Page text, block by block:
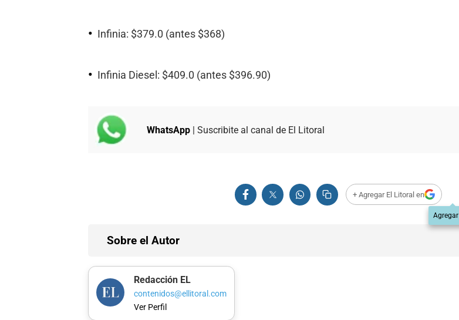
Infinia: $379.0 (antes $368)
Infinia Diesel: $409.0 (antes $396.90)
WhatsApp | Suscribite al canal de El Litoral
+ Agregar El Litoral en
Sobre el Autor
Redacción EL
contenidos@ellitoral.com
Ver Perfil